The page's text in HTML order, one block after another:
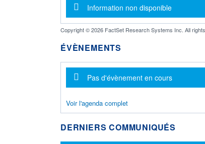
Message d'information
Information non disponible
Copyright © 2026 FactSet Research Systems Inc. All
ÉVÈNEMENTS
Message d'information
Pas d'évènement en cours
Voir l'agenda complet
DERNIERS COMMUNIQUÉS